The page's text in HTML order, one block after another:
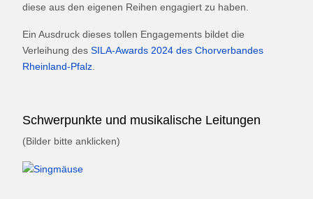
diese aus den eigenen Reihen engagiert zu haben.
Ein Ausdruck dieses tollen Engagements bildet die
Verleihung des SILA-Awards 2024 des Chorverbandes
Rheinland-Pfalz
Schwerpunkte und musikalische Leitungen
(Bilder bitte anklicken)